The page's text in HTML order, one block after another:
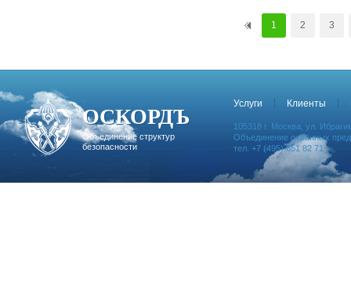
1 2 3
ОСКОРДЪ
Объединение структур
безопасности
Услуги Клиенты
105318 г. Москва, ул.
Объединение охранных
тел. +7 (495) 651 82 71